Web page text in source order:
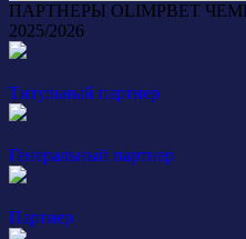
ПАРТНЕРЫ OLIMPBET
2025/2026
Титульный партнер
Генеральный партнер
Партнер